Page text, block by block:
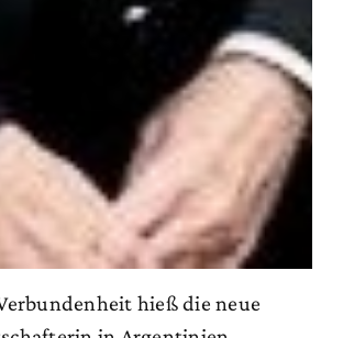
hieß die neue